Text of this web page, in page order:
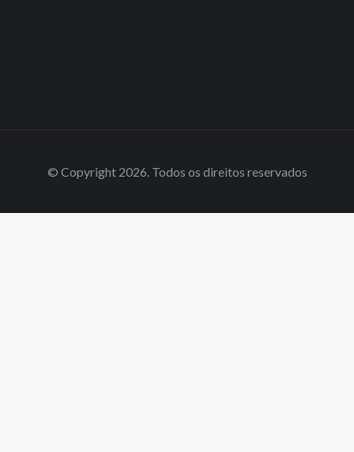
© Copyright 2026. Todos os direitos reservados